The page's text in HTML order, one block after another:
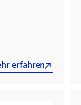
erfahren